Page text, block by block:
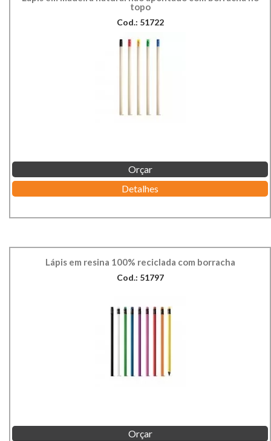
topo
Cod.: 51722
Orçar
Detalhes
Lápis em resina 100% reciclada com borracha
Cod.: 51797
Orçar